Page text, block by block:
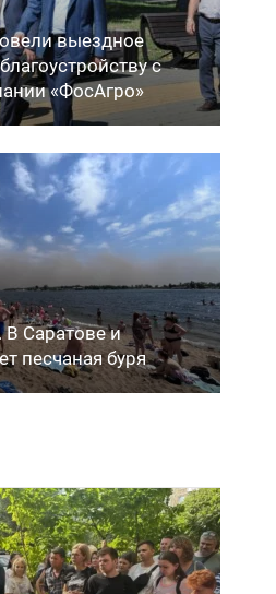
выездное
с
«ФосАгро»
Саратове и
песчаная буря